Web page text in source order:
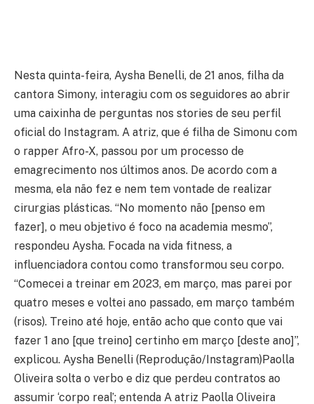
Nesta quinta-feira, Aysha Benelli, de 21 anos, filha da
cantora Simony, interagiu com os seguidores ao abrir
uma caixinha de perguntas nos stories de seu perfil
oficial do Instagram. A atriz, que é filha de Simonu com
o rapper Afro-X, passou por um processo de
emagrecimento nos últimos anos. De acordo com a
mesma, ela não fez e nem tem vontade de realizar
cirurgias plásticas. “No momento não [penso em
fazer], o meu objetivo é foco na academia mesmo”,
respondeu Aysha. Focada na vida fitness, a
influenciadora contou como transformou seu corpo.
“Comecei a treinar em 2023, em março, mas parei por
quatro meses e voltei ano passado, em março também
(risos). Treino até hoje, então acho que conto que vai
fazer 1 ano [que treino] certinho em março [deste ano]”,
explicou. Aysha Benelli (Reprodução/Instagram)Paolla
Oliveira solta o verbo e diz que perdeu contratos ao
assumir ‘corpo real’; entenda A atriz Paolla Oliveira